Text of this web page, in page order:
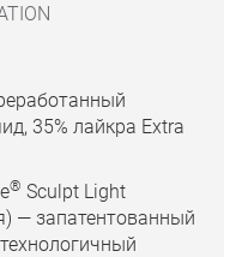
35% лайкра Extra
® Sculpt Light
— запатентованный